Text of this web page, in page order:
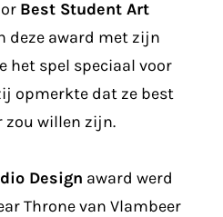
Best Student Art
deze award met zijn
het spel speciaal voor
opmerkte dat ze best
zou willen zijn.
Design award werd
Throne van Vlambeer